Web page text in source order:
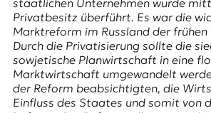
D
E
K
staatlichen Unternehmen wurde
Privatbesitz überführt. Es war die
Marktreform im Russland der frühen
Durch die Privatisierung sollte die
sowjetische Planwirtschaft in eine
Marktwirtschaft umgewandelt
der Reform beabsichtigten, die
Einfluss des Staates und somit von